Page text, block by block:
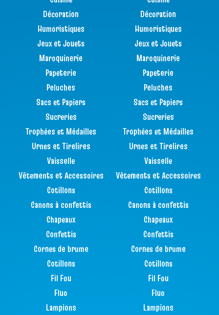
Décoration
Humoristiques
Jeux et Jouets
Maroquinerie
Papeterie
Peluches
Sacs et Papiers
Sucreries
Trophées et Médailles
Urnes et Tirelires
Vaisselle
Vêtements et Accessoires
Cotillons
Canons à confettis
Chapeaux
Confettis
Cornes de brume
Cotillons
Fil Fou
Fluo
Lampions
Décoration
Humoristiques
Jeux et Jouets
Maroquinerie
Papeterie
Peluches
Sacs et Papiers
Sucreries
Trophées et Médailles
Urnes et Tirelires
Vaisselle
Vêtements et Accessoires
Cotillons
Canons à confettis
Chapeaux
Confettis
Cornes de brume
Cotillons
Fil Fou
Fluo
Lampions